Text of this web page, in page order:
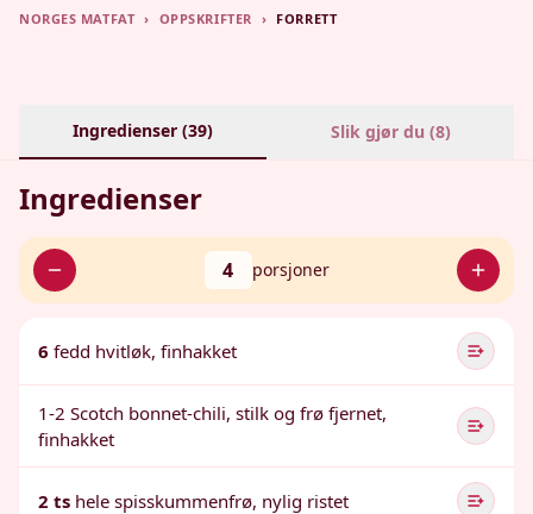
NORGES MATFAT › OPPSKRIFTER › FORRETT
Ingredienser (39) Slik gjør du (8)
Ingredienser
4 porsjoner
6 fedd hvitløk, finhakket
1-2 Scotch bonnet-chili, stilk og frø fjernet,
finhakket
2 ts hele spisskummenfrø, nylig ristet